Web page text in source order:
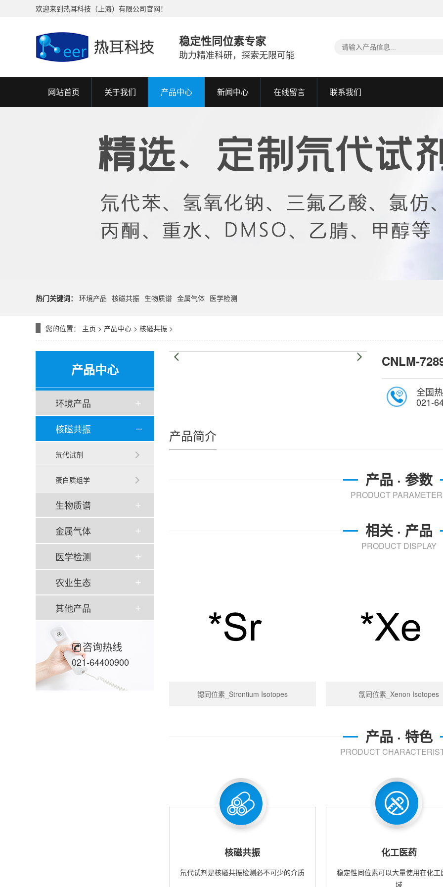
欢迎来到热耳科技（上海）有限公司官网！
稳定性同位素专家
助力精准科研，探索无限可能
网站首页 关于我们 产品中心 新闻中心 在线留言 联系我们
热门关键词： 环境产品 核磁共振 生物质谱 金属气体 医学检测
您的位置： 主页 > 产品中心 > 核磁共振 >
产品中心
环境产品
核磁共振
氘代试剂
蛋白质组学
生物质谱
金属气体
医学检测
农业生态
其他产品
咨询热线
021-64400900
CNLM-
全国
021-
产品简介
产品 · 参数
PRODUCT
相关 · 产品
PRODUCT DISPLAY
锶同位素_Strontium Isotopes 氙同位素_Xenon Isotopes
产品 · 特色
PRODUCT
核磁共振
氘代试剂是核磁共振检测必不可少的介质
化工医药
稳定性同位素可以大量使用在化工
域